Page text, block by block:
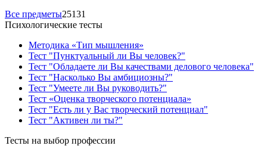
Все предметы25131
Психологические тесты
Методика «Тип мышления»
Тест "Пунктуальный ли Вы человек?"
Тест "Обладаете ли Вы качествами делового человека"
Тест "Насколько Вы амбициозны?"
Тест "Умеете ли Вы руководить?"
Тест «Оценка творческого потенциала»
Тест "Есть ли у Вас творческий потенциал"
Тест "Активен ли ты?"
Тесты на выбор профессии